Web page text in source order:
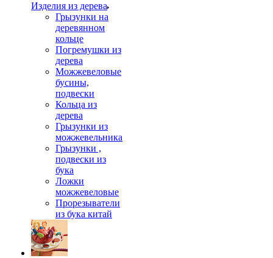
Изделия из дерева
Грызунки на
деревянном
кольце
Погремушки из
дерева
Можжевеловые
бусины,
подвески
Кольца из
дерева
Грызунки из
можжевельника
Грызунки ,
подвески из
бука
Ложки
можжевеловые
Прорезыватели
из бука китай